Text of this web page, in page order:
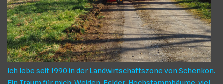
und Gras Die Besichtigung des Umschwungs von Robert Muri
in Tann begann mit den Margeriten auf einem Blätz
ungemähter Wiese. Früher sagte man, das sei eine
ungepflegte Ecke, heute ist klar, dieses Stück Land ist
ökologisch wertvoll, nicht nur wegen den Margeriten. Es ist
die Vielfalt der Pflanzen, die es ausmacht: Blühende Gräser,
Witwenblumen, wilde Rüebli, Schafgarben, Kleearten,
Ich lebe seit 1990 in der Landwirtschaftszone von Schenkon.